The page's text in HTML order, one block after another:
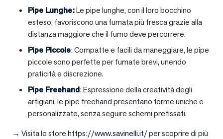
Pipe Lunghe:Le pipe lunghe, con il loro bocchino
esteso, favoriscono una fumata più fresca grazie alla
distanza maggiore che il fumo deve percorrere.
Pipe Piccole: Compatte e facili da maneggiare, le pipe
piccole sono perfette per fumate brevi, unendo
praticità e discrezione.
Pipe Freehand: Espressione della creatività degli
artigiani, le pipe freehand presentano forme uniche e
personalizzate, senza seguire schemi prefissati.
→ Visita lo storehttps://www.savinelli.it/per scoprire di più